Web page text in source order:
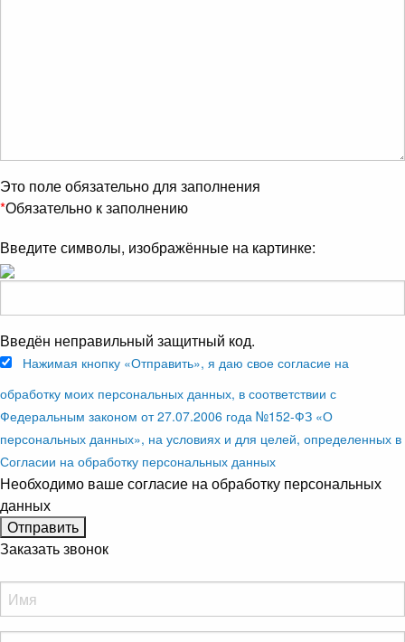
Это поле обязательно для заполнения
*Обязательно к заполнению
Введите символы, изображённые на картинке:
Введён неправильный защитный код.
Нажимая кнопку «Отправить», я даю свое согласие на
обработку моих персональных данных, в соответствии с
Федеральным законом от 27.07.2006 года №152-ФЗ «О
персональных данных», на условиях и для целей, определенных в
Согласии на обработку персональных данных
Необходимо ваше согласие на обработку персональных
данных
Заказать звонок